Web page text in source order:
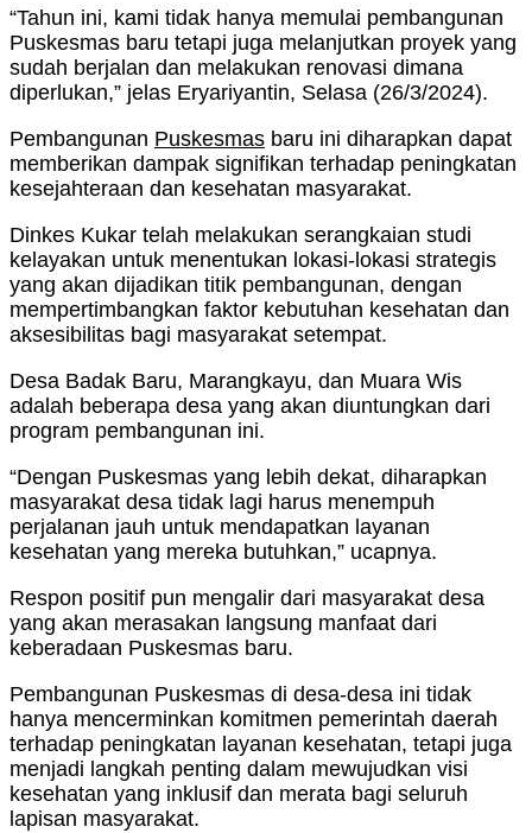
“Tahun ini, kami tidak hanya memulai pembangunan
Puskesmas baru tetapi juga melanjutkan proyek yang
sudah berjalan dan melakukan renovasi dimana
diperlukan,” jelas Eryariyantin, Selasa (26/3/2024).
Pembangunan Puskesmas baru ini diharapkan dapat
memberikan dampak signifikan terhadap peningkatan
kesejahteraan dan kesehatan masyarakat.
Dinkes Kukar telah melakukan serangkaian studi
kelayakan untuk menentukan lokasi-lokasi strategis
yang akan dijadikan titik pembangunan, dengan
mempertimbangkan faktor kebutuhan kesehatan dan
aksesibilitas bagi masyarakat setempat.
Desa Badak Baru, Marangkayu, dan Muara Wis
adalah beberapa desa yang akan diuntungkan dari
program pembangunan ini.
“Dengan Puskesmas yang lebih dekat, diharapkan
masyarakat desa tidak lagi harus menempuh
perjalanan jauh untuk mendapatkan layanan
kesehatan yang mereka butuhkan,” ucapnya.
Respon positif pun mengalir dari masyarakat desa
yang akan merasakan langsung manfaat dari
keberadaan Puskesmas baru.
Pembangunan Puskesmas di desa-desa ini tidak
hanya mencerminkan komitmen pemerintah daerah
terhadap peningkatan layanan kesehatan, tetapi juga
menjadi langkah penting dalam mewujudkan visi
kesehatan yang inklusif dan merata bagi seluruh
lapisan masyarakat.